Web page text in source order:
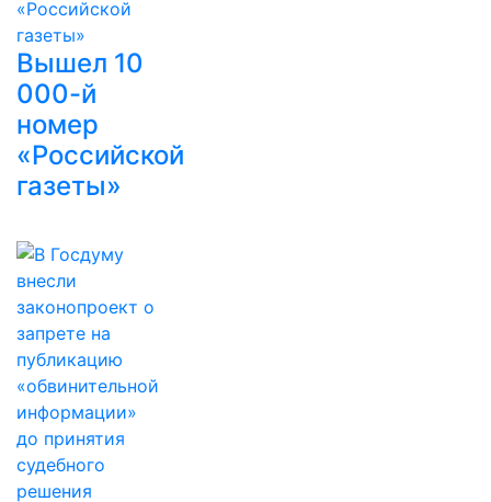
Вышел 10
000-й
номер
«Российской
газеты»